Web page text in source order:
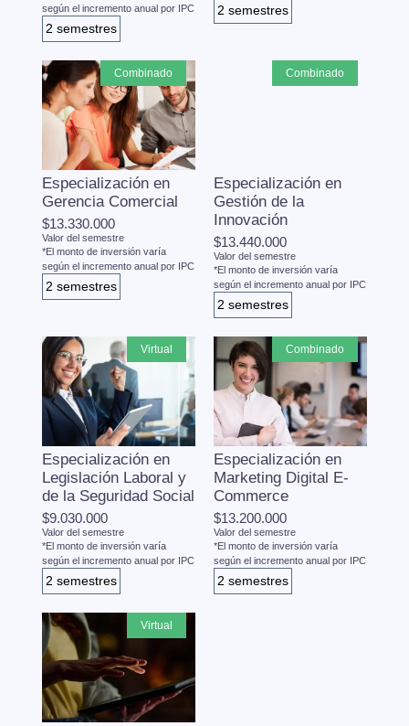
según el incremento anual por IPC
2 semestres
2 semestres
combinado
Especialización en
Gerencia Comercial
$13.330.000
Valor del semestre
*El monto de inversión varía
según el incremento anual por IPC
2 semestres
combinado
Especialización en
Gestión de la
Innovación
$13.440.000
Valor del semestre
*El monto de inversión varía
según el incremento anual por IPC
2 semestres
virtual
Especialización en
Legislación Laboral y
de la Seguridad Social
$9.030.000
Valor del semestre
*El monto de inversión varía
según el incremento anual por IPC
2 semestres
combinado
Especialización en
Marketing Digital E-
Commerce
$13.200.000
Valor del semestre
*El monto de inversión varía
según el incremento anual por IPC
2 semestres
virtual